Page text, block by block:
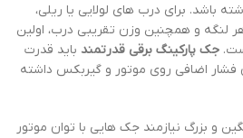
باشد. برای درب های لولایی یا ریلی،
و همچنین وزن تقریبی درب، اولین
جک پارکینگ برقی قدرتمند باید قدرت
فشار اضافی روی موتور و گیربکس داشته
و بزرگ نیازمند جک هایی با توان موتور